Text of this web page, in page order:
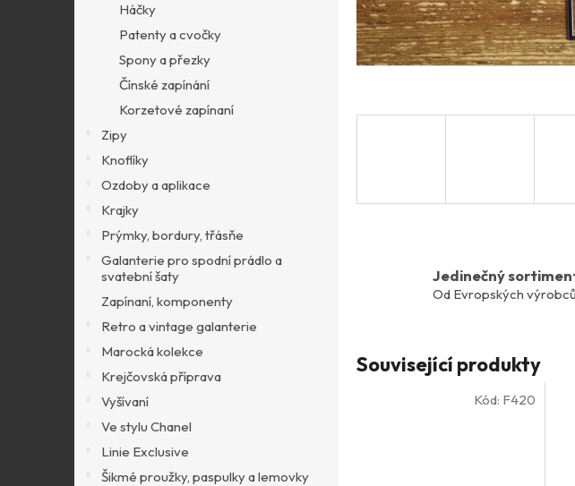
Háčky
Patenty a cvočky
Spony a přezky
Čínské zapínání
Korzetové zapínaní
Zipy
Knoflíky
Ozdoby a aplikace
Krajky
Prýmky, bordury, třásňe
Galanterie pro spodní prádlo a
svatební šaty
Zapínaní, komponenty
Retro a vintage galanterie
Marocká kolekce
Krejčovská příprava
Vyšívaní
Ve stylu Chanel
Linie Exclusive
Šikmé proužky, paspulky a lemovky
Jedinečný
Od Evropských výrobců
Související produkty
Kód: F420